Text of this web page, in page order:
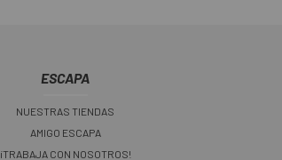
ESCAPA
NUESTRAS TIENDAS
AMIGO ESCAPA
¡TRABAJA CON NOSOTROS!